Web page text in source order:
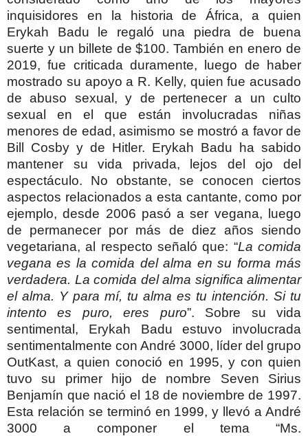
inquisidores en la historia de África, a quien
Erykah Badu le regaló una piedra de buena
suerte y un billete de $100. También en enero de
2019, fue criticada duramente, luego de haber
mostrado su apoyo a R. Kelly, quien fue acusado
de abuso sexual, y de pertenecer a un culto
sexual en el que están involucradas niñas
menores de edad, asimismo se mostró a favor de
Bill Cosby y de Hitler. Erykah Badu ha sabido
mantener su vida privada, lejos del ojo del
espectáculo. No obstante, se conocen ciertos
aspectos relacionados a esta cantante, como por
ejemplo, desde 2006 pasó a ser vegana, luego
de permanecer por más de diez años siendo
vegetariana, al respecto señaló que: “La comida
vegana es la comida del alma en su forma más
verdadera. La comida del alma significa alimentar
el alma. Y para mí, tu alma es tu intención. Si tu
intento es puro, eres puro”. Sobre su vida
sentimental, Erykah Badu estuvo involucrada
sentimentalmente con André 3000, líder del grupo
OutKast, a quien conoció en 1995, y con quien
tuvo su primer hijo de nombre Seven Sirius
Benjamín que nació el 18 de noviembre de 1997.
Esta relación se terminó en 1999, y llevó a André
3000 a componer el tema “Ms.